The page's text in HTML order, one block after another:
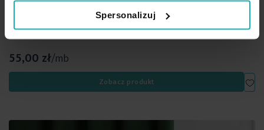
Spersonalizuj
Tkanina zasłonowa miękka gładka o zamszowym chwycie
Eurofirany wys. 295 cm, kolor jasnozielony
55,00 zł/mb
Zobacz produkt